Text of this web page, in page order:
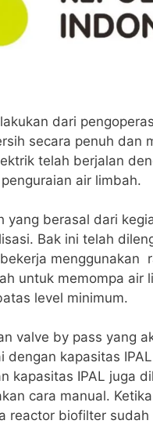
dari
secara penuh dan
telah berjalan
air limbah.
yang berasal dari
Bak ini telah
menggunakan
untuk memompa
level minimum.
valve by pass yang
kapasitas
kapasitas IPAL juga
cara manual.
reactor biofilter